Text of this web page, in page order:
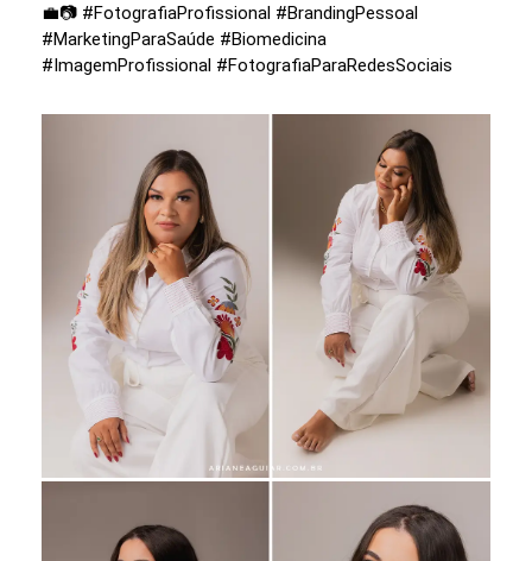
💼📷 #FotografiaProfissional #BrandingPessoal
#MarketingParaSaúde #Biomedicina
#ImagemProfissional #FotografiaParaRedesSociais